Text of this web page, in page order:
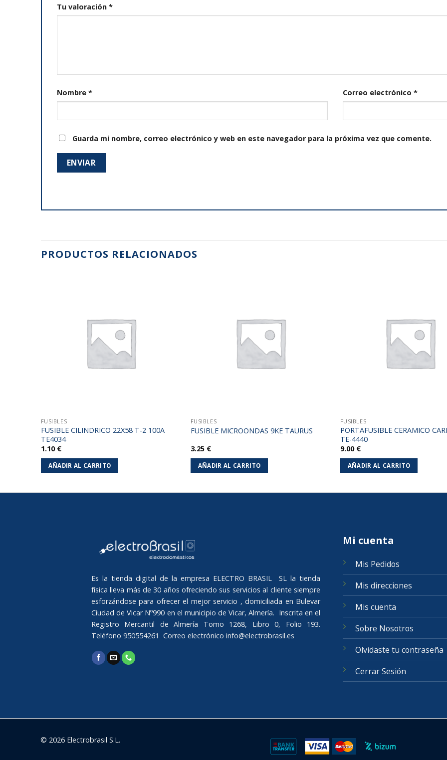
Tu valoración *
Nombre * Correo electrónico *
Guarda mi nombre, correo electrónico y web en este navegador para la próxima vez que comente.
PRODUCTOS RELACIONADOS
FUSIBLES
FUSIBLE CILINDRICO 22X58 T-2 100A
TE4034
1.10 €
AÑADIR AL CARRITO
FUSIBLES
FUSIBLE MICROONDAS 9KE TAURUS
3.25 €
AÑADIR AL CARRITO
FUSIBLES
PORTAFUSIBLE CERAMICO
TE-4440
9.00 €
AÑADIR AL CARRITO
Es la tienda digital de la empresa ELECTRO BRASIL SL la tienda
física lleva más de 30 años ofreciendo sus servicios al cliente siempre
esforzándose para ofrecer el mejor servicio , domiciliada en Bulevar
Ciudad de Vicar Nº990 en el municipio de Vicar, Almería. Inscrita en el
Registro Mercantil de Almería Tomo 1268, Libro 0, Folio 193.
Teléfono 950554261 Correo electrónico info@electrobrasil.es
Mi cuenta
Mis Pedidos
Mis direcciones
Mis cuenta
Sobre Nosotros
Olvidaste tu contraseña
Cerrar Sesión
© 2026 Electrobrasil S.L.